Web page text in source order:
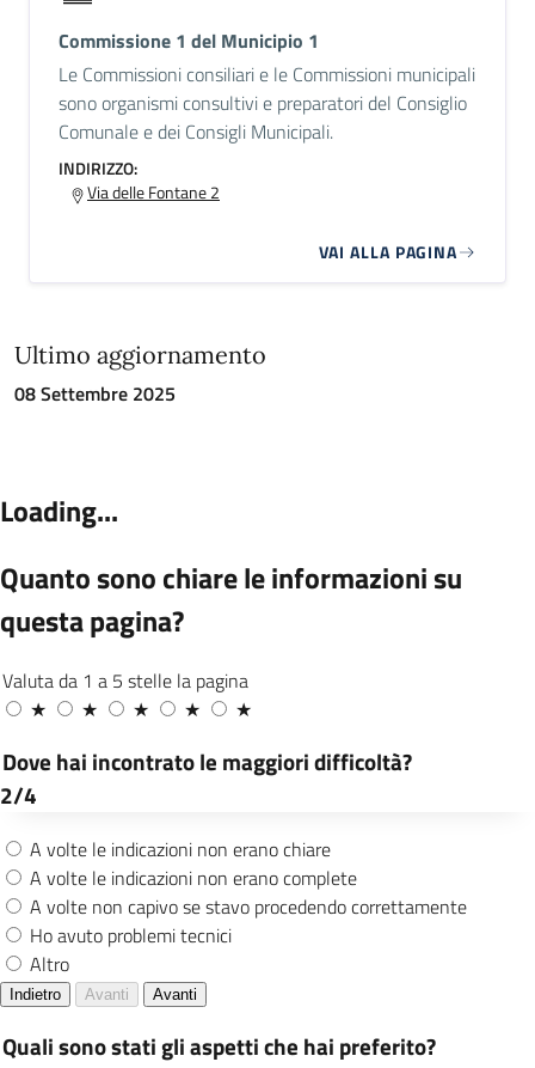
Commissione 1 del Municipio 1
Le Commissioni consiliari e le Commissioni municipali
sono organismi consultivi e preparatori del Consiglio
Comunale e dei Consigli Municipali.
INDIRIZZO:
Via delle Fontane 2
VAI ALLA PAGINA
Ultimo aggiornamento
08 Settembre 2025